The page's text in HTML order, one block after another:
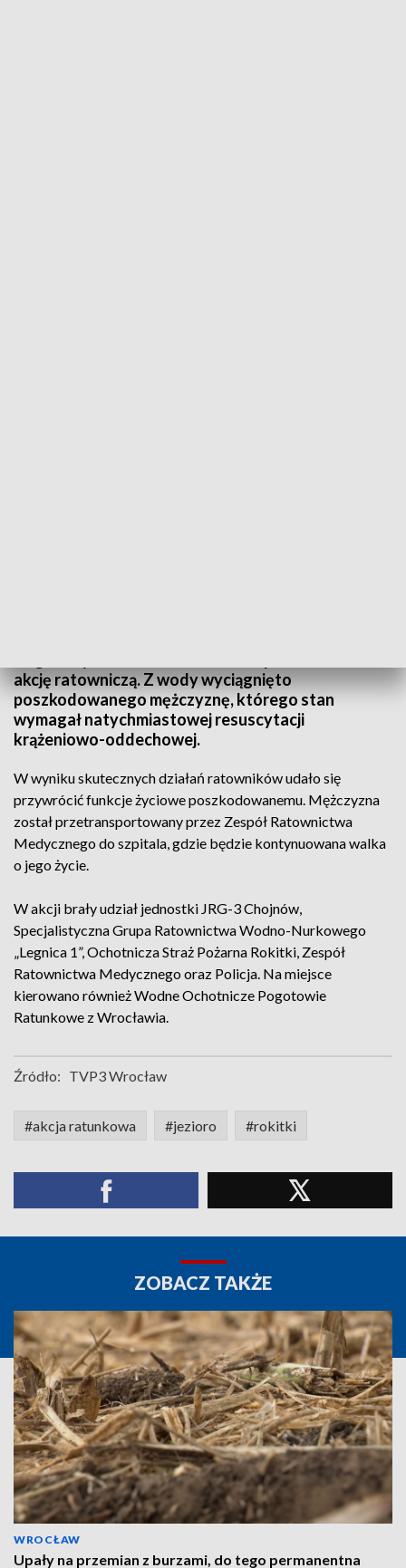
akcję ratowniczą. Z wody wyciągnięto
poszkodowanego mężczyznę, którego stan
wymagał natychmiastowej resuscytacji
krążeniowo-oddechowej.
W wyniku skutecznych działań ratowników udało się
przywrócić funkcje życiowe poszkodowanemu. Mężczyzna
został przetransportowany przez Zespół Ratownictwa
Medycznego do szpitala, gdzie będzie kontynuowana walka
o jego życie.
W akcji brały udział jednostki JRG-3 Chojnów,
Specjalistyczna Grupa Ratownictwa Wodno-Nurkowego
„Legnica 1”, Ochotnicza Straż Pożarna Rokitki, Zespół
Ratownictwa Medycznego oraz Policja. Na miejsce
kierowano również Wodne Ochotnicze Pogotowie
Ratunkowe z Wrocławia.
Źródło: TVP3 Wrocław
#akcja ratunkowa #jezioro #rokitki
ZOBACZ TAKŻE
WROCŁAW
Upały na przemian z burzami, do tego permanentna